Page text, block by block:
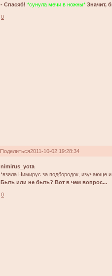
- Спасяб!*сунула мечи в ножны* Значит,
0
Поделиться2011-10-02 19:28:34
nimirus_yota
*взяла Нимирус за подбородок, изучающе
Быть или не быть? Вот в чем вопрос...
0